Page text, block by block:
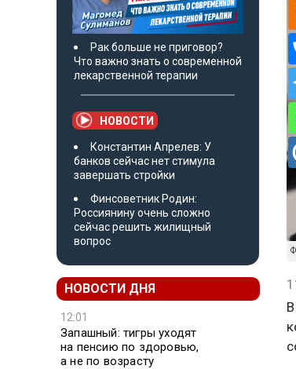
Рак больше не приговор?
Что важно знать о современной
лекарственной терапии
НОВОСТИ
Константин Апрелев: У
банков сейчас нет стимула
завершать стройки
Финсоветник Родин:
Россиянину очень сложно
сейчас решить жилищный
вопрос
НОВОСТИ ДНЯ
12:01
Запашный: тигры уходят
на пенсию по здоровью,
а не по возрасту